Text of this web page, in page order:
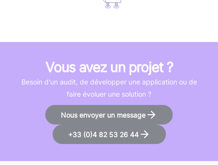
Vous avez un projet ?
Besoin d'un audit, de développer une application ou de
faire évoluer une solution ?
Nous envoyer un message
+33 (0)4 82 53 26 44